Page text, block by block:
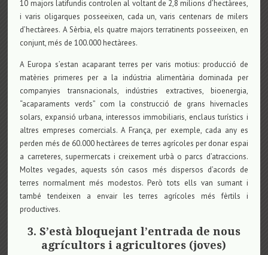
10 majors latifundis controlen al voltant de 2,8 milions d’hectàrees,
i varis oligarques posseeixen, cada un, varis centenars de milers
d’hectàrees. A Sèrbia, els quatre majors terratinents posseeixen, en
conjunt, més de 100.000 hectàrees.
A Europa s’estan acaparant terres per varis motius: producció de
matèries primeres per a la indústria alimentària dominada per
companyies transnacionals, indústries extractives, bioenergia,
“acaparaments verds” com la construcció de grans hivernacles
solars, expansió urbana, interessos immobiliaris, enclaus turístics i
altres empreses comercials. A França, per exemple, cada any es
perden més de 60.000 hectàrees de terres agrícoles per donar espai
a carreteres, supermercats i creixement urbà o parcs d’atraccions.
Moltes vegades, aquests són casos més dispersos d’acords de
terres normalment més modestos. Però tots ells van sumant i
també tendeixen a envair les terres agrícoles més fèrtils i
productives.
3. S’està bloquejant l’entrada de nous
agrícultors i agricultores (joves)